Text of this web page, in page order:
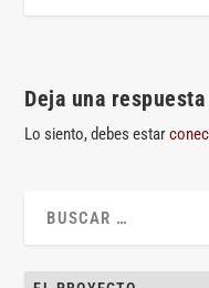
Deja una respuesta
Lo siento, debes estar